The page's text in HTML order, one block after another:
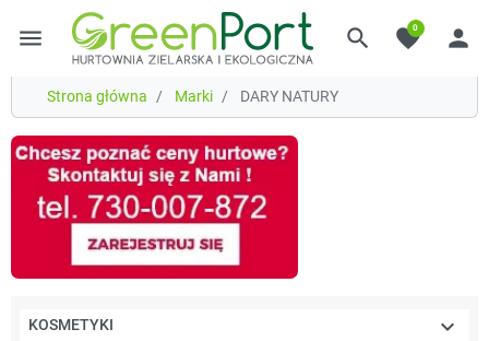
menu search favorite
0 person
Strona główna Marki DARY NATURY
KOSMETYKI 